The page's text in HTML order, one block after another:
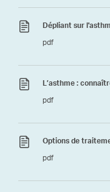
Dépliant sur
pdf
L’asthme :
pdf
Options de
pdf